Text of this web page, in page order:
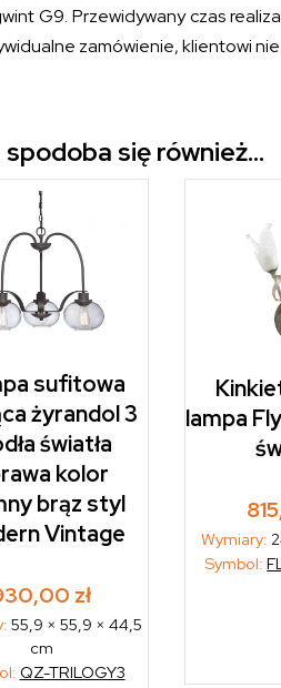
G9. Przewidywany czas
zamówienie, klientowi
się również…
sufitowa
żyrandol 3
światła
kolor
brąz styl
Vintage
zł
55,9 × 55,9 × 44,5
cm
QZ-TRILOGY3
lampa
Wymiary:
Symbol: